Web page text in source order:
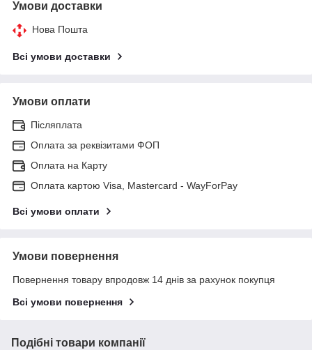
Умови доставки
Нова Пошта
Всі умови доставки
Умови оплати
Післяплата
Оплата за реквізитами ФОП
Оплата на Карту
Оплата картою Visa, Mastercard - WayForPay
Всі умови оплати
Умови повернення
Повернення товару впродовж 14 днів за рахунок покупця
Всі умови повернення
Подібні товари компанії